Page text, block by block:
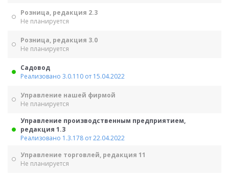
Розница, редакция 2.3
Не планируется
Розница, редакция 3.0
Не планируется
Садовод
Реализовано 3.0.110 от 15.04.2022
Управление нашей фирмой
Не планируется
Управление производственным предприятием,
редакция 1.3
Реализовано 1.3.178 от 22.04.2022
Управление торговлей, редакция 11
Не планируется